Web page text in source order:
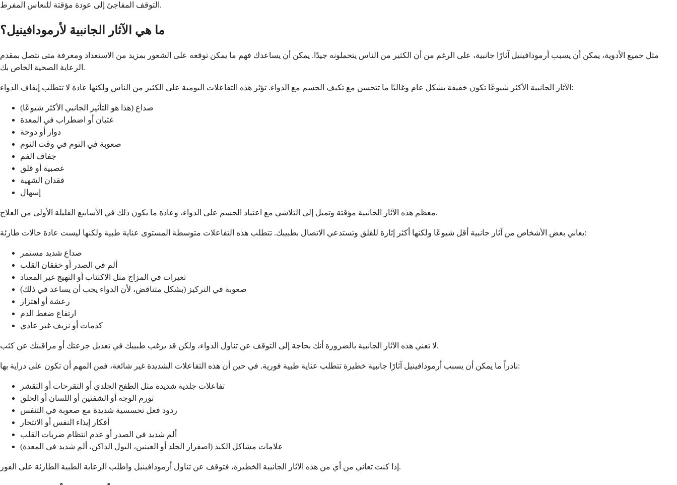
التوقف المفاجئ إلى عودة مؤقتة للنعاس المفرط.
ما هي الآثار الجانبية لأرمودافينيل؟
مثل جميع الأدوية، يمكن أن يسبب أرمودافينيل آثارًا جانبية، على الرغم من أن الكثير من الناس يتحملونه جيدًا. يمكن أن يساعدك فهم ما يمكن توقعه على الشعور بمزيد من الاستعداد ومعرفة متى تتصل بمقدم
الرعاية الصحية الخاص بك.
الآثار الجانبية الأكثر شيوعًا تكون خفيفة بشكل عام وغالبًا ما تتحسن مع تكيف الجسم مع الدواء. تؤثر هذه التفاعلات اليومية على الكثير من الناس ولكنها عادة لا تتطلب إيقاف الدواء:
صداع (هذا هو التأثير الجانبي الأكثر شيوعًا)
غثيان أو اضطراب في المعدة
دوار أو دوخة
صعوبة في النوم في وقت النوم
جفاف الفم
عصبية أو قلق
فقدان الشهية
إسهال
معظم هذه الآثار الجانبية مؤقتة وتميل إلى التلاشي مع اعتياد الجسم على الدواء، وعادة ما يكون ذلك في الأسابيع القليلة الأولى من العلاج.
يعاني بعض الأشخاص من آثار جانبية أقل شيوعًا ولكنها أكثر إثارة للقلق وتستدعي الاتصال بطبيبك. تتطلب هذه التفاعلات متوسطة المستوى عناية طبية ولكنها ليست عادة حالات طارئة:
صداع شديد مستمر
ألم في الصدر أو خفقان القلب
تغيرات في المزاج مثل الاكتئاب أو التهيج غير المعتاد
صعوبة في التركيز (بشكل متناقض، لأن الدواء يجب أن يساعد في ذلك)
رعشة أو اهتزاز
ارتفاع ضغط الدم
كدمات أو نزيف غير عادي
لا تعني هذه الآثار الجانبية بالضرورة أنك بحاجة إلى التوقف عن تناول الدواء، ولكن قد يرغب طبيبك في تعديل جرعتك أو مراقبتك عن كثب.
نادراً ما يمكن أن يسبب أرمودافينيل آثارًا جانبية خطيرة تتطلب عناية طبية فورية. في حين أن هذه التفاعلات الشديدة غير شائعة، فمن المهم أن تكون على دراية بها:
تفاعلات جلدية شديدة مثل الطفح الجلدي أو التقرحات أو التقشر
تورم الوجه أو الشفتين أو اللسان أو الحلق
ردود فعل تحسسية شديدة مع صعوبة في التنفس
أفكار إيذاء النفس أو الانتحار
ألم شديد في الصدر أو عدم انتظام ضربات القلب
علامات مشاكل الكبد (اصفرار الجلد أو العينين، البول الداكن، ألم شديد في المعدة)
إذا كنت تعاني من أي من هذه الآثار الجانبية الخطيرة، فتوقف عن تناول أرمودافينيل واطلب الرعاية الطبية الطارئة على الفور.